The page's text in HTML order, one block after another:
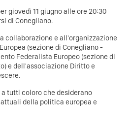
giovedì 11 giugno alle ore 20:30
di Conegliano.
collaborazione e all'organizzazione
(sezione di Conegliano -
Federalista Europeo (sezione di
e dell'associazione Diritto e
tutti coloro che desiderano
della politica europea e